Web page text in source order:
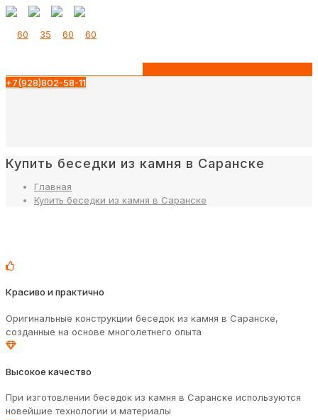
+7(928)802-58-11
Купить беседки из камня в Саранске
Главная
Купить беседки из камня в Саранске
Красиво и практично
Оригинальные конструкции беседок из камня в Саранске,
созданные на основе многолетнего опыта
Высокое качество
При изготовлении беседок из камня в Саранске используются
новейшие технологии и материалы